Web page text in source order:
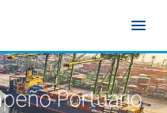
Portuario